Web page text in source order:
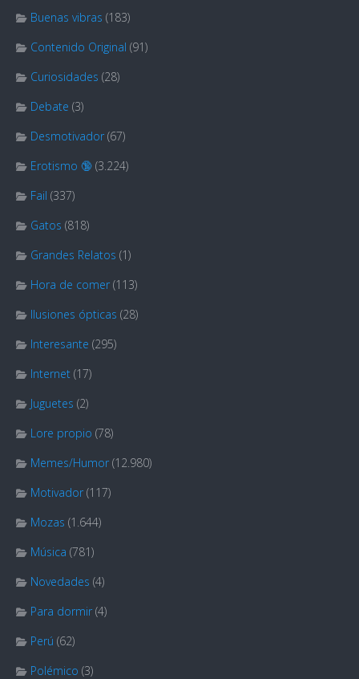
Buenas vibras (183)
Contenido Original (91)
Curiosidades (28)
Debate (3)
Desmotivador (67)
Erotismo 🔞 (3.224)
Fail (337)
Gatos (818)
Grandes Relatos (1)
Hora de comer (113)
Ilusiones ópticas (28)
Interesante (295)
Internet (17)
Juguetes (2)
Lore propio (78)
Memes/Humor (12.980)
Motivador (117)
Mozas (1.644)
Música (781)
Novedades (4)
Para dormir (4)
Perú (62)
Polémico (3)